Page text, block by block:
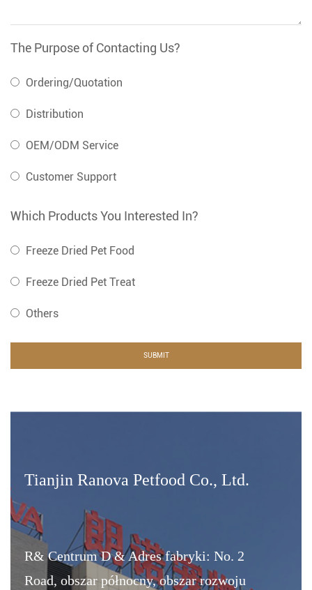
The Purpose of Contacting Us?
Ordering/Quotation
Distribution
OEM/ODM Service
Customer Support
Which Products You Interested In?
Freeze Dried Pet Food
Freeze Dried Pet Treat
Others
Tianjin Ranova Petfood Co., Ltd.
R& Centrum D & Adres fabryki: No. 2
Road, obszar północny, obszar rozwoju